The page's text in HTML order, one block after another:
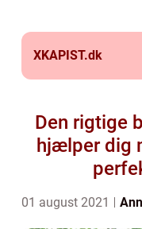
XKAPIST.dk
Den rigtige
hjælper dig
01 august 2021